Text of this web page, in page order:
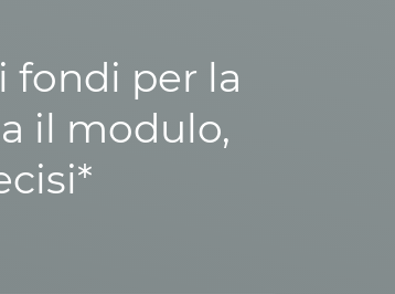
fondi per la
il modulo,